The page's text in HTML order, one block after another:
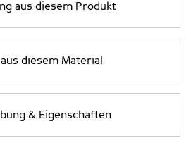
aus diesem Produkt
diesem Material
& Eigenschaften